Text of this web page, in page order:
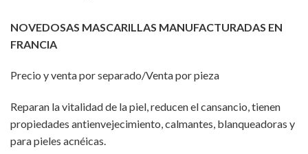
NOVEDOSAS MASCARILLAS MANUFACTURADAS EN
FRANCIA
Precio y venta por separado/Venta por pieza
Reparan la vitalidad de la piel, reducen el cansancio, tienen
propiedades antienvejecimiento, calmantes, blanqueadoras y
para pieles acnéicas.